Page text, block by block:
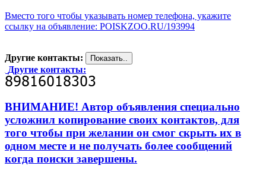
Вместо того чтобы указывать номер телефона, укажите
ссылку на объявление: POISKZOO.RU/193994
Другие контакты:
Другие контакты:
ВНИМАНИЕ! Автор объявления специально
усложнил копирование своих контактов, для
того чтобы при желании он смог скрыть их в
одном месте и не получать более сообщений
когда поиски завершены.